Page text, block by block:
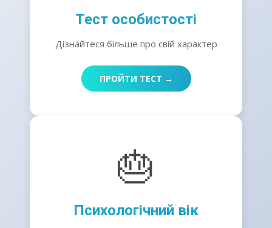
Тест особистості
Дізнайтеся більше про свій характер
ПРОЙТИ ТЕСТ →
🎂
Психологічний вік